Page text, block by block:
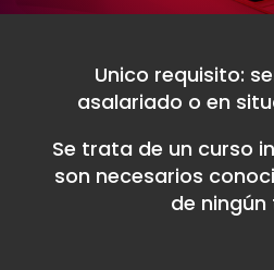
Unico requisito:
asalariado o en
Se trata de un curso
son necesarios
de ningún